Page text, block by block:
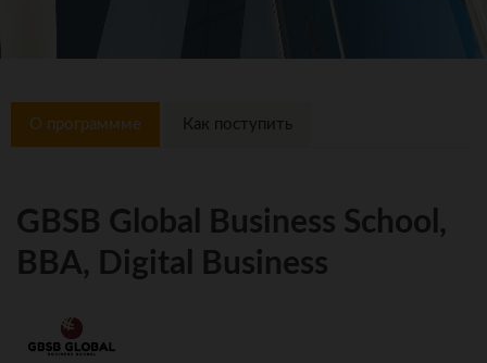
О программме Как поступить
GBSB Global Business School,
BBA, Digital Business